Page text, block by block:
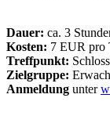
Dauer: ca. 3
Kosten: 7 EUR pro
Treffpunkt:
Zielgruppe:
Anmeldung unter